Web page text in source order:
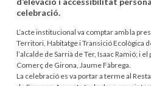
celebració.
L’acte institucional va comptar amb la
Territori, Habitatge i Transició Ecològica
l’alcalde de Sarrià de Ter, Isaac Ramió; i
Comerç de Girona, Jaume Fàbrega.
La celebració es va portar a terme al